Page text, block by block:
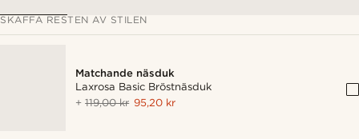
SKAFFA RESTEN AV STILEN
Matchande näsduk
Laxrosa Basic Bröstnäsduk
+119,00 kr 95,20 kr